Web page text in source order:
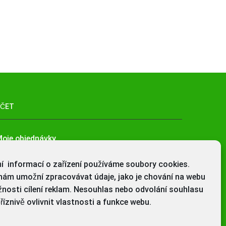
informací o zařízení používáme soubory cookies.
umožní zpracovávat údaje, jako je chování na webu
cílení reklam. Nesouhlas nebo odvolání souhlasu
ovlivnit vlastnosti a funkce webu.
objednávky
dat – GDPR
adresy